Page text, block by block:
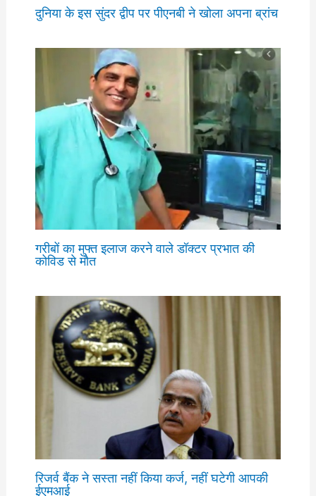
दुनिया के इस सुंदर द्वीप पर पीएनबी ने खोला अपना ब्रांच
गरीबों का मुफ्त इलाज करने वाले डॉक्टर प्रभात की
कोविड से मौत
रिजर्व बैंक ने सस्ता नहीं किया कर्ज, नहीं घटेगी आपकी
ईएमआई